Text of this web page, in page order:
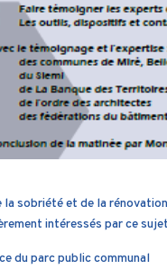
la sobriété et de la
intéressés par ce
du parc public communal